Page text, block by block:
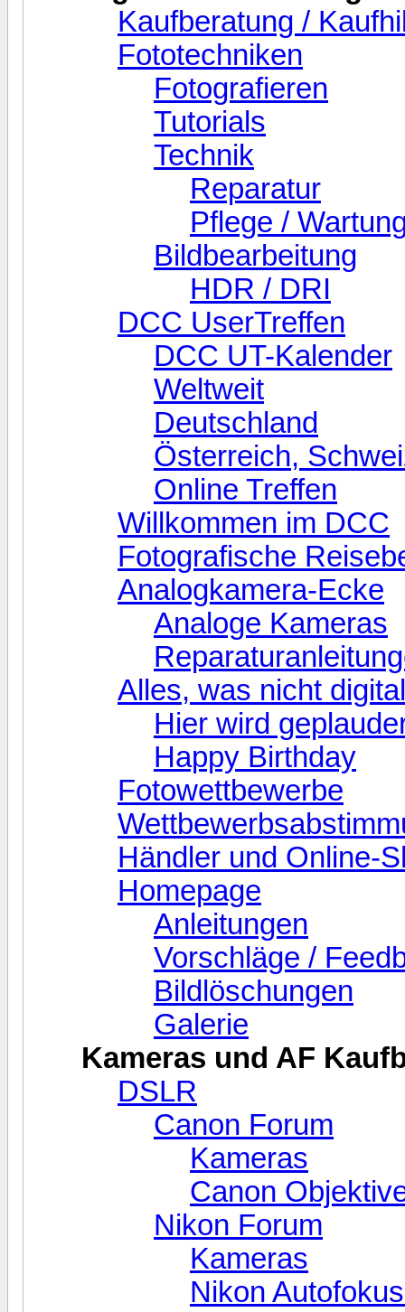
Kaufberatung /
Fototechniken
Fotografieren
Tutorials
Technik
Reparatur
Pflege /
Bildbearbeitung
HDR / DRI
DCC UserTreffen
DCC UT-Kalender
Weltweit
Deutschland
Österreich,
Online Treffen
Willkommen im DCC
Fotografische
Analogkamera-Ecke
Analoge Kameras
Alles, was nicht
Hier wird
Happy Birthday
Fotowettbewerbe
Händler und Online-
Homepage
Anleitungen
Vorschläge /
Bildlöschungen
Galerie
Kameras und AF
DSLR
Canon Forum
Kameras
Canon
Nikon Forum
Kameras
Nikon